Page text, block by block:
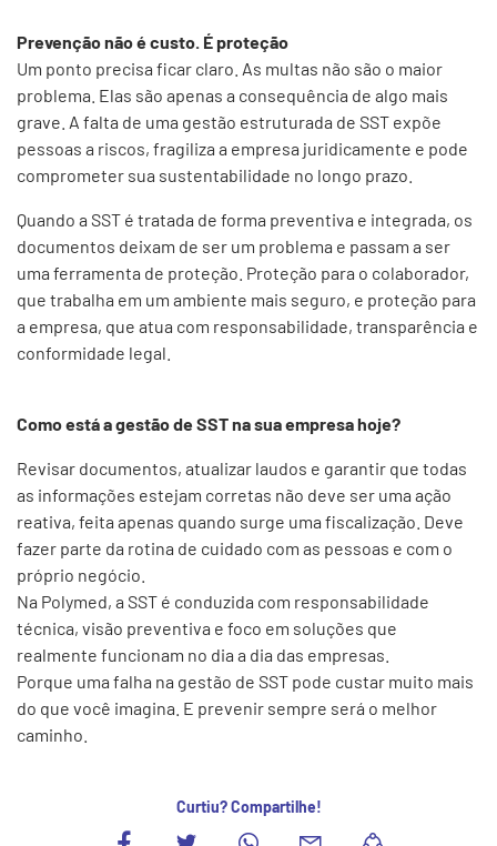
Prevenção não é custo. É proteção
Um ponto precisa ficar claro. As multas não são o maior
problema. Elas são apenas a consequência de algo mais
grave. A falta de uma gestão estruturada de SST expõe
pessoas a riscos, fragiliza a empresa juridicamente e pode
comprometer sua sustentabilidade no longo prazo.
Quando a SST é tratada de forma preventiva e integrada, os
documentos deixam de ser um problema e passam a ser
uma ferramenta de proteção. Proteção para o colaborador,
que trabalha em um ambiente mais seguro, e proteção para
a empresa, que atua com responsabilidade, transparência e
conformidade legal.
Como está a gestão de SST na sua empresa hoje?
Revisar documentos, atualizar laudos e garantir que todas
as informações estejam corretas não deve ser uma ação
reativa, feita apenas quando surge uma fiscalização. Deve
fazer parte da rotina de cuidado com as pessoas e com o
próprio negócio.
Na Polymed, a SST é conduzida com responsabilidade
técnica, visão preventiva e foco em soluções que
realmente funcionam no dia a dia das empresas.
Porque uma falha na gestão de SST pode custar muito mais
do que você imagina. E prevenir sempre será o melhor
caminho.
Curtiu? Compartilhe!